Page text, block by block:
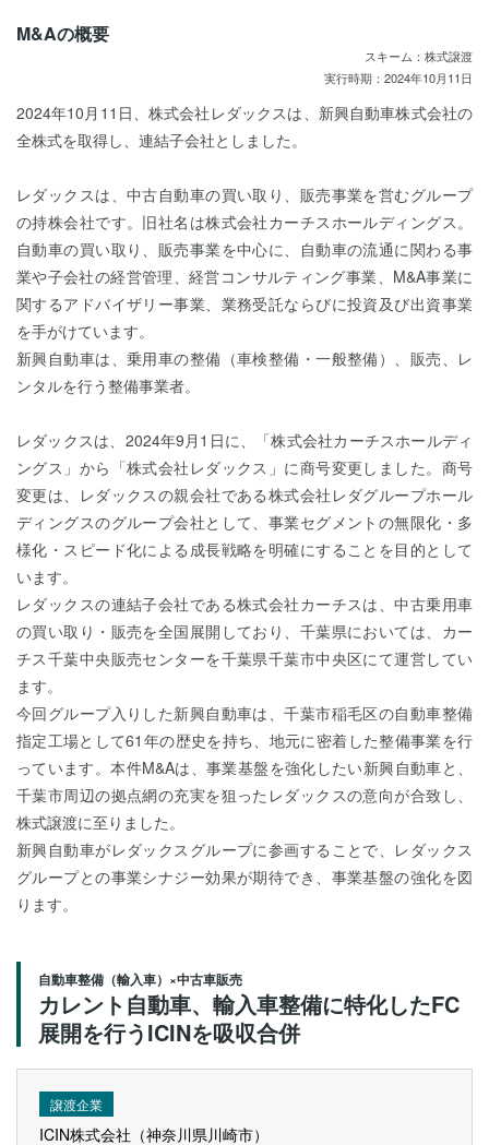
M&Aの概要
スキーム：株式譲渡
実行時期：2024年10月11日
2024年10月11日、株式会社レダックスは、新興自動車株式会社の
全株式を取得し、連結子会社としました。
レダックスは、中古自動車の買い取り、販売事業を営むグループ
の持株会社です。旧社名は株式会社カーチスホールディングス。
自動車の買い取り、販売事業を中心に、自動車の流通に関わる事
業や子会社の経営管理、経営コンサルティング事業、M&A事業に
関するアドバイザリー事業、業務受託ならびに投資及び出資事業
を手がけています。
新興自動車は、乗用車の整備（車検整備・一般整備）、販売、レ
ンタルを行う整備事業者。
レダックスは、2024年9月1日に、「株式会社カーチスホールディ
ングス」から「株式会社レダックス」に商号変更しました。商号
変更は、レダックスの親会社である株式会社レダグループホール
ディングスのグループ会社として、事業セグメントの無限化・多
様化・スピード化による成長戦略を明確にすることを目的として
います。
レダックスの連結子会社である株式会社カーチスは、中古乗用車
の買い取り・販売を全国展開しており、千葉県においては、カー
チス千葉中央販売センターを千葉県千葉市中央区にて運営してい
ます。
今回グループ入りした新興自動車は、千葉市稲毛区の自動車整備
指定工場として61年の歴史を持ち、地元に密着した整備事業を行
っています。本件M&Aは、事業基盤を強化したい新興自動車と、
千葉市周辺の拠点網の充実を狙ったレダックスの意向が合致し、
株式譲渡に至りました。
新興自動車がレダックスグループに参画することで、レダックス
グループとの事業シナジー効果が期待でき、事業基盤の強化を図
ります。
自動車整備（輸入車）×中古車販売
カレント自動車、輸入車整備に特化したFC
展開を行うICINを吸収合併
譲渡企業
ICIN株式会社（神奈川県川崎市）